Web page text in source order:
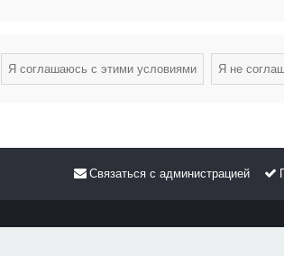
Связаться с администрацией